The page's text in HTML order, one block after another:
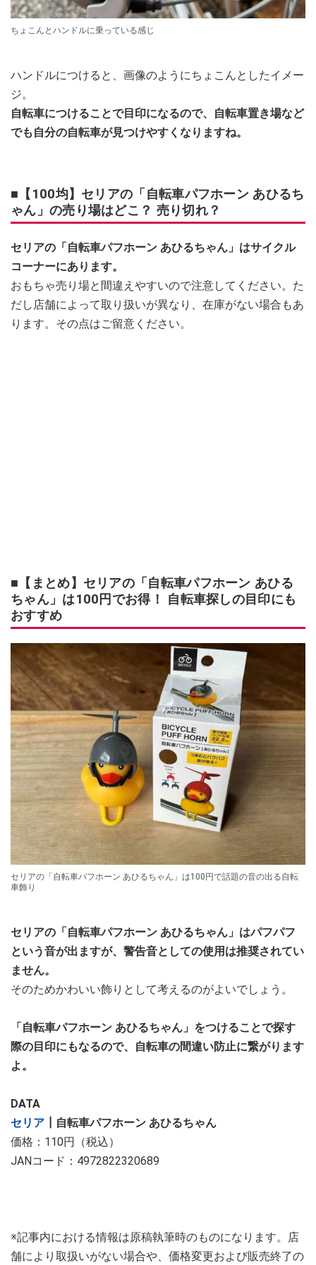
ちょこんとハンドルに乗っている感じ
ハンドルにつけると、画像のようにちょこんとしたイメー
ジ。
自転車につけることで目印になるので、自転車置き場など
でも自分の自転車が見つけやすくなりますね。
■【100均】セリアの「自転車パフホーン あひるち
ゃん」の売り場はどこ？ 売り切れ？
セリアの「自転車パフホーン あひるちゃん」はサイクル
コーナーにあります。
おもちゃ売り場と間違えやすいので注意してください。た
だし店舗によって取り扱いが異なり、在庫がない場合もあ
ります。その点はご留意ください。
■【まとめ】セリアの「自転車パフホーン あひる
ちゃん」は100円でお得！ 自転車探しの目印にも
おすすめ
セリアの「自転車パフホーン あひるちゃん」は100円で話題の音の出る自転
車飾り
セリアの「自転車パフホーン あひるちゃん」はパフパフ
という音が出ますが、警告音としての使用は推奨されてい
ません。
そのためかわいい飾りとして考えるのがよいでしょう。
「自転車パフホーン あひるちゃん」をつけることで探す
際の目印にもなるので、自転車の間違い防止に繋がります
よ。
DATA
セリア ┃自転車パフホーン あひるちゃん
価格：110円（税込）
JANコード：4972822320689
※記事内における情報は原稿執筆時のものになります。店
舗により取扱いがない場合や、価格変更および販売終了の